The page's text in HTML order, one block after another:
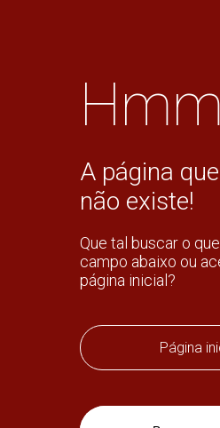
A página
não existe!
Que tal buscar o
campo abaixo ou
página inicial?
Página